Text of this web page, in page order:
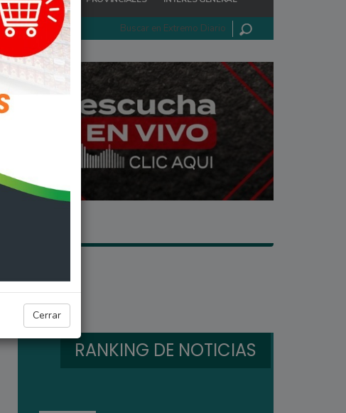
Cerrar
RANKING DE NOTICIAS